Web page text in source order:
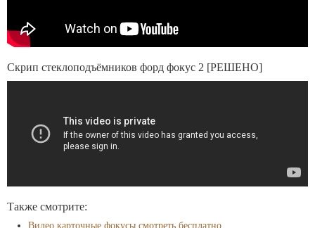
Скрип стеклоподъёмников форд фокус 2 [РЕШЕНО]
Также смотрите:
Видео карточные фокусы смотреть бесплатно